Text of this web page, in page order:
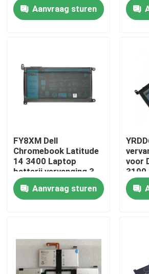
Over ons
Producten
Video's
Lenovolcd het Schermvervanging
Het Schermvervanging van Dell
Macbooklcd het
Chromebook
XE310XBA XE525
XE521
Aanvraag sturen
voor
FY8XM Dell
Chromebook Latitude
14 3400 Laptop
batterij vervanging 3-
cel 11.4V 42Wh
Aanvraag sturen
voor
3190